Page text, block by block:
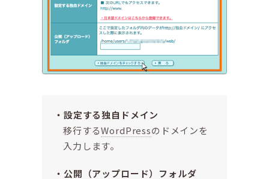
設定する独自ドメイン
移行するWordPressのドメインを
入力します。
公開（アップロード）フォルダ